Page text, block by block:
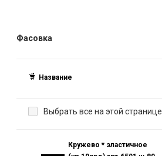
Фасовка
Название
Выбрать все на этой странице
Кружево * эластичное